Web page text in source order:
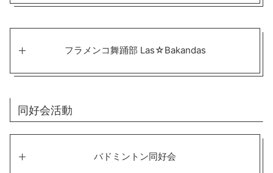
フラメンコ舞踊部 Las☆Bakandas
同好会活動
バドミントン同好会